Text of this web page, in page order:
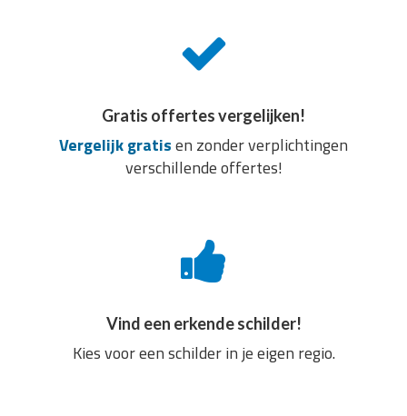
Gratis offertes vergelijken!
Vergelijk gratisen zonder verplichtingen
verschillende offertes!
Vind een erkende schilder!
Kies voor een schilder in je eigen regio.